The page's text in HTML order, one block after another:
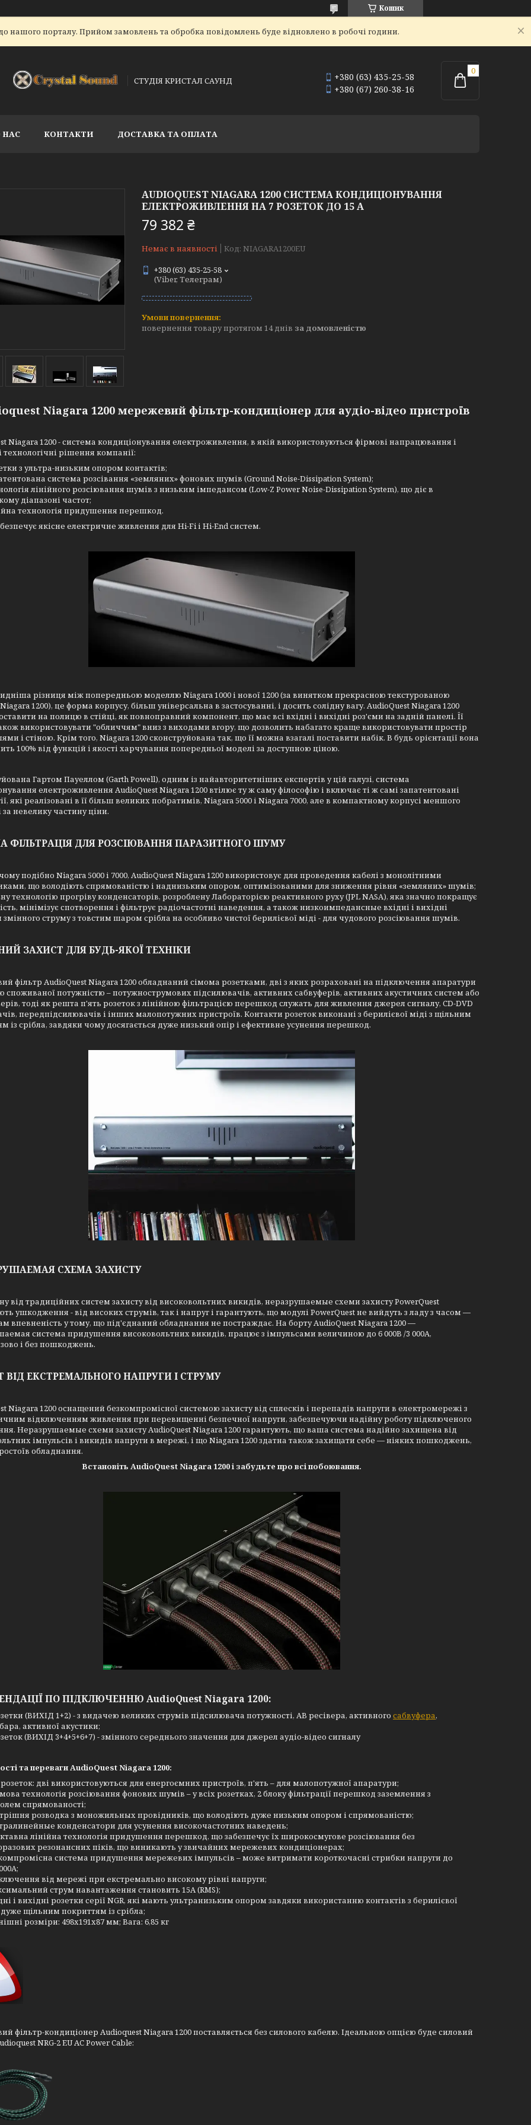
Кошик
нашого порталу. Прийом замовлень та обробка повідомлень буде відновлено в робочі години.
СТУДІЯ КРИСТАЛ САУНД
+380 (63) 435-25-58
+380 (67) 260-38-16
НАС КОНТАКТИ ДОСТАВКА ТА ОПЛАТА
AUDIOQUEST NIAGARA 1200 СИСТЕМА КОНДИЦІОНУВАННЯ
ЕЛЕКТРОЖИВЛЕННЯ НА 7 РОЗЕТОК ДО 15 А
79 382 ₴
Немає в наявності Код: NIAGARA1200EU
+380 (63) 435-25-58
(Viber, Телеграм)
повернення товару протягом 14 днів за домовленістю
Niagara 1200 мережевий фільтр-кондиціонер для аудіо-відео пристроїв
Niagara 1200 - система кондиціонування електроживлення, в якій використовуються фірмові напрацювання і
технологічні рішення компанії:
з ультра-низьким опором контактів;
система розсівання «земляних» фонових шумів (Ground Noise-Dissipation System);
лінійного розсіювання шумів з низьким імпедансом (Low-Z Power Noise-Dissipation System), що діє в
діапазоні частот;
технологія придушення перешкод.
якісне електричне живлення для Hi-Fi і Hi-End систем.
різниця між попередньою моделлю Niagara 1000 і нової 1200 (за винятком прекрасною текстурованою
1200), це форма корпусу, більш універсальна в застосуванні, і досить солідну вагу. AudioQuest Niagara 1200
на полицю в стійці, як повноправний компонент, що має всі вхідні і вихідні роз'єми на задній панелі. Її
використовувати "обличчям" вниз з виходами вгору, що дозволить набагато краще використовувати простір
і стіною. Крім того, Niagara 1200 сконструйована так, що її можна взагалі поставити набік. В будь орієнтації вона
100% від функцій і якості харчування попередньої моделі за доступною ціною.
Гартом Пауеллом (Garth Powell), одним із найавторитетніших експертів у цій галузі, система
електроживлення AudioQuest Niagara 1200 втілює ту ж саму філософію і включає ті ж самі запатентовані
які реалізовані в її більш великих побратимів, Niagara 5000 і Niagara 7000, але в компактному корпусі меншого
за невелику частину ціни.
ФІЛЬТРАЦІЯ ДЛЯ РОЗСІЮВАННЯ ПАРАЗИТНОГО ШУМУ
подібно Niagara 5000 і 7000, AudioQuest Niagara 1200 використовує для проведення кабелі з монолітними
що володіють спрямованістю і наднизьким опором, оптимізованими для зниження рівня «земляних» шумів;
технологію прогріву конденсаторів, розроблену Лабораторією реактивного руху (JPL NASA), яка значно покращує
мінімізує спотворення і фільтрує радіочастотні наведення, а також низкоимпедансные вхідні і вихідні
змінного струму з товстим шаром срібла на особливо чистої берилієвої міді - для чудового розсіювання шумів.
ЗАХИСТ ДЛЯ БУДЬ-ЯКОЇ ТЕХНІКИ
фільтр AudioQuest Niagara 1200 обладнаний сімома розетками, дві з яких розраховані на підключення апаратури
споживаної потужністю – потужнострумових підсилювачів, активних сабвуферів, активних акустичних систем або
тоді як решта п'ять розеток з лінійною фільтрацією перешкод служать для живлення джерел сигналу, CD-DVD
передпідсилювачів і інших малопотужних пристроїв. Контакти розеток виконані з берилієвої міді з щільним
із срібла, завдяки чому досягається дуже низький опір і ефективне усунення перешкод.
СХЕМА ЗАХИСТУ
від традиційних систем захисту від високовольтних викидів, неразрушаемые схеми захисту PowerQuest
ушкодження - від високих струмів, так і напруг і гарантують, що модулі PowerQuest не вийдуть з ладу з часом —
впевненість у тому, що під'єднаний обладнання не постраждає. На борту AudioQuest Niagara 1200 —
система придушення високовольтних викидів, працює з імпульсами величиною до 6 000В /3 000А,
і без пошкоджень.
ВІД ЕКСТРЕМАЛЬНОГО НАПРУГИ І СТРУМУ
Niagara 1200 оснащений безкомпромісної системою захисту від сплесків і перепадів напруги в електромережі з
відключенням живлення при перевищенні безпечної напруги, забезпечуючи надійну роботу підключеного
Неразрушаемые схеми захисту AudioQuest Niagara 1200 гарантують, що ваша система надійно захищена від
імпульсів і викидів напруги в мережі, і що Niagara 1200 здатна також захищати себе — ніяких пошкоджень,
обладнання.
Встановіть AudioQuest Niagara 1200 і забудьте про всі побоювання.
ПО ПІДКЛЮЧЕННЮ AudioQuest Niagara 1200:
(ВИХІД 1+2) - з видачею великих струмів підсилювача потужності, АВ ресівера, активного сабвуфера,
активної акустики;
(ВИХІД 3+4+5+6+7) - змінного середнього значення для джерел аудіо-відео сигналу
та переваги AudioQuest Niagara 1200:
дві використовуються для енергоємних пристроїв, п'ять – для малопотужної апаратури;
технологія розсіювання фонових шумів – у всіх розетках, 2 блоку фільтрації перешкод заземлення з
спрямованості;
розводка з моножильных провідників, що володіють дуже низьким опором і спрямованістю;
конденсатори для усунення високочастотних наведень;
лінійна технологія придушення перешкод, що забезпечує їх широкосмугове розсіювання без
резонансних піків, що виникають у звичайних мережевих кондиціонерах;
система придушення мережевих імпульсів – може витримати короткочасні стрибки напруги до
від мережі при екстремально високому рівні напруги;
струм навантаження становить 15A (RMS);
і вихідні розетки серії NGR, які мають ультранизьким опором завдяки використанню контактів з берилієвої
дуже щільним покриттям із срібла;
розміри: 498х191х87 мм; Вага: 6,85 кг
фільтр-кондиціонер Audioquest Niagara 1200 поставляється без силового кабелю. Ідеальною опцією буде силовий
NRG-2 EU AC Power Cable: